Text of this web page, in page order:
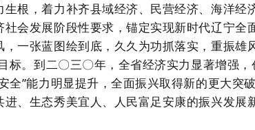
根，着力补齐县域经济、民营经济、海洋经
会发展阶段性要求，锚定实现新时代辽宁全
一张蓝图绘到底，久久为功抓落实，重振雄
标。到二〇三〇年，全省经济实力显著增强
全”能力明显提升，全面振兴取得新的更大突
、生态秀美宜人、人民富足安康的振兴发展